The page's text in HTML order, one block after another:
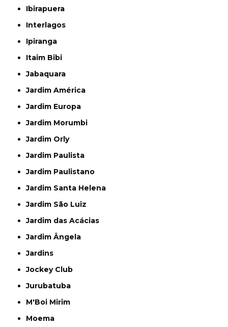
Ibirapuera
Interlagos
Ipiranga
Itaim Bibi
Jabaquara
Jardim América
Jardim Europa
Jardim Morumbi
Jardim Orly
Jardim Paulista
Jardim Paulistano
Jardim Santa Helena
Jardim São Luiz
Jardim das Acácias
Jardim Ângela
Jardins
Jockey Club
Jurubatuba
M'Boi Mirim
Moema